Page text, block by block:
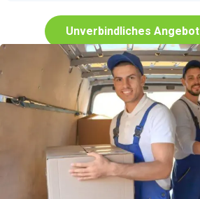
Unverbindliches Angebot